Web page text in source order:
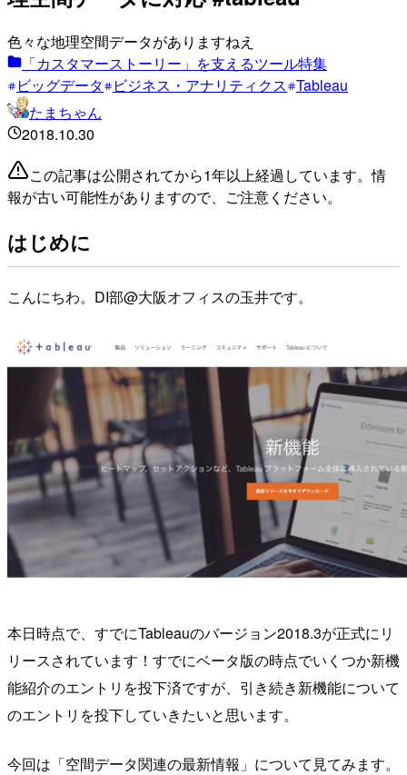
色々な地理空間データがありますねえ
「カスタマーストーリー」を支えるツール特集
ビッグデータ
ビジネス・アナリティクス Tableau
たまちゃん
2018.10.30
この記事は公開されてから1年以上経過しています。情
報が古い可能性がありますので、ご注意ください。
はじめに
こんにちわ。DI部@大阪オフィスの玉井です。
本日時点で、すでにTableauのバージョン2018.3が正式にリ
リースされています！すでにベータ版の時点でいくつか新機
能紹介のエントリを投下済ですが、引き続き新機能について
のエントリを投下していきたいと思います。
今回は「空間データ関連の最新情報」について見てみます。